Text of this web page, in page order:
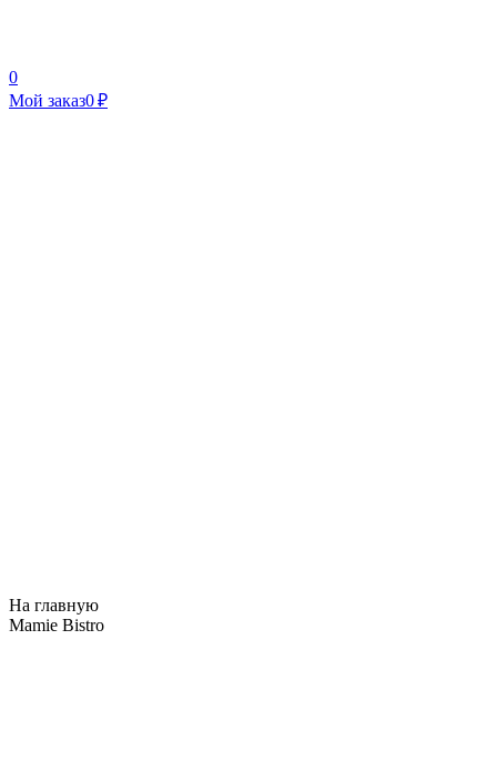
0
Мой заказ0 ₽
На главную
Mamie Bistro